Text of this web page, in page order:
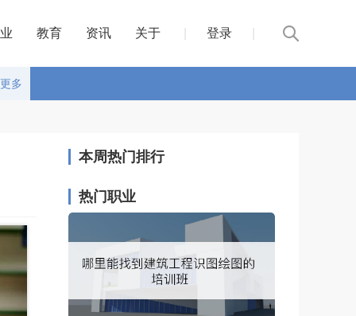
教育 资讯 关于 登录
更多
本周热门排行
热门职业